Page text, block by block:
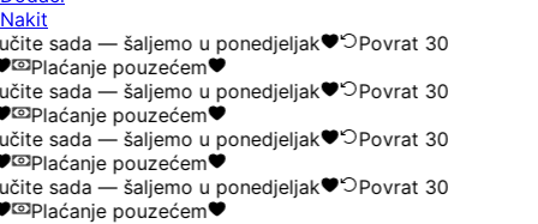
Nakit
sada — šaljemo u ponedjeljak
Povrat 30
Plaćanje pouzećem
sada — šaljemo u ponedjeljak
Povrat 30
Plaćanje pouzećem
sada — šaljemo u ponedjeljak
Povrat 30
Plaćanje pouzećem
sada — šaljemo u ponedjeljak
Povrat 30
Plaćanje pouzećem